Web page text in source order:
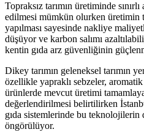
Topraksız tarımın üretiminde
edilmesi mümkün olurken üretimin
yapılması sayesinde nakliye
düşüyor ve karbon salımı
kentin gıda arz güvenliğinin
Dikey tarımın geleneksel tarımın
özellikle yapraklı sebzeler,
ürünlerde mevcut üretimi
değerlendirilmesi belirtilirken
gıda sistemlerinde bu teknolojilerin
öngörülüyor.